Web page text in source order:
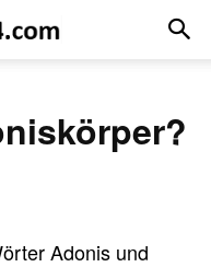
Adonis und